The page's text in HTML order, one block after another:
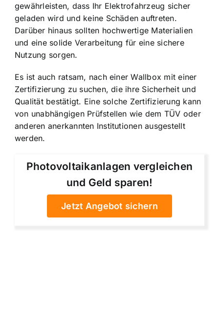
gewährleisten, dass Ihr Elektrofahrzeug sicher
geladen wird und keine Schäden auftreten.
Darüber hinaus sollten hochwertige Materialien
und eine solide Verarbeitung für eine sichere
Nutzung sorgen.
Es ist auch ratsam, nach einer Wallbox mit einer
Zertifizierung zu suchen, die ihre Sicherheit und
Qualität bestätigt. Eine solche Zertifizierung kann
von unabhängigen Prüfstellen wie dem TÜV oder
anderen anerkannten Institutionen ausgestellt
werden.
Photovoltaikanlagen vergleichen
und Geld sparen!
Jetzt Angebot sichern